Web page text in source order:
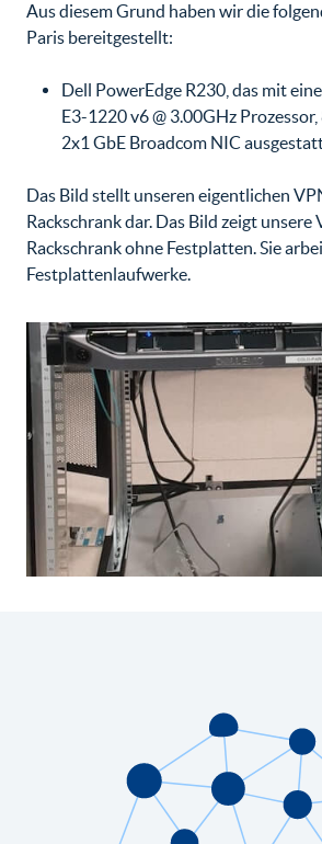
Aus diesem Grund haben wir die
Paris bereitgestellt:
Dell PowerEdge R230, das mit
E3-1220 v6 @ 3.00GHz
2x1 GbE Broadcom NIC
Das Bild stellt unseren eigentlichen
Rackschrank dar. Das Bild zeigt unsere
Rackschrank ohne Festplatten. Sie
Festplattenlaufwerke.